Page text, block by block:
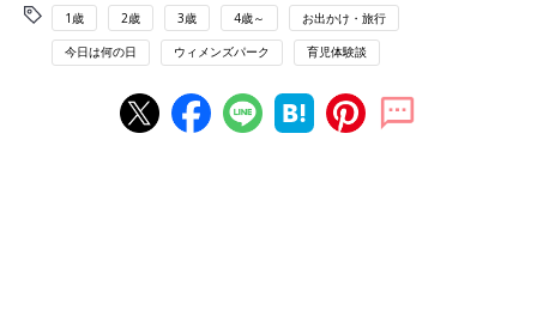
「プーさんのハニーハントは、暗いし、乗り物が途中で上下に動
くので怖がって号泣。トラウマになったのか、そのあとの他のア
トラクションも断固拒否…」
「フィルハーマジックのようなシアター系が真っ暗で、音が大き
1歳 2歳 3歳 4歳～ お出かけ・旅行
今日は何の日 ウィメンズパーク 育児体験談